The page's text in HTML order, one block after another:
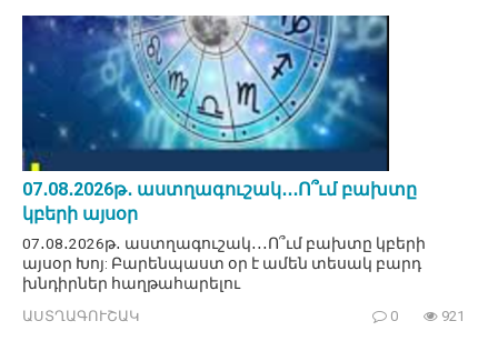
07․08․2026թ․ աստղագուշակ․․․Ո՞ւմ բախտը
կբերի այսօր
07․08․2026թ․ աստղագուշակ․․․Ո՞ւմ բախտը կբերի
այսօր Խոյ: Բարենպաստ օր է ամեն տեսակ բարդ
խնդիրներ հաղթահարելու
ԱՍՏՂԱԳՈՒՇԱԿ 0 921